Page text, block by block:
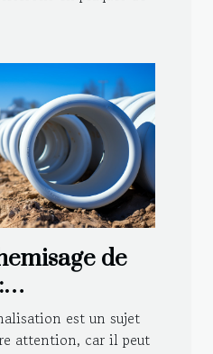
de
ou dépense
est un sujet
attention, car il peut